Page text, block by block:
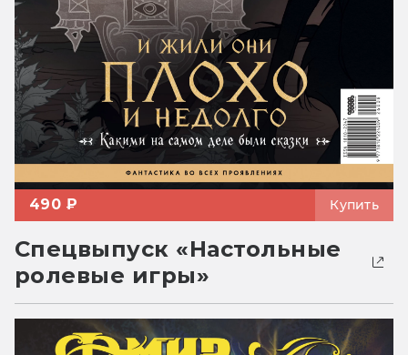
490 ₽ Купить
Спецвыпуск «Настольные
ролевые игры»